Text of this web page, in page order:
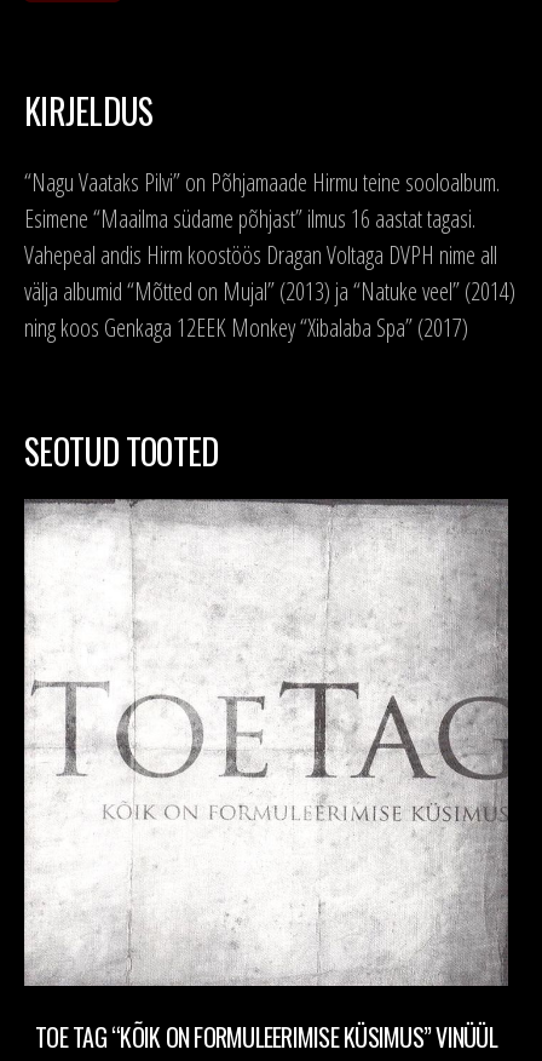
KIRJELDUS
“Nagu Vaataks Pilvi” on Põhjamaade Hirmu teine sooloalbum.
Esimene “Maailma südame põhjast” ilmus 16 aastat tagasi.
Vahepeal andis Hirm koostöös Dragan Voltaga DVPH nime all
välja albumid “Mõtted on Mujal” (2013) ja “Natuke veel” (2014)
ning koos Genkaga 12EEK Monkey “Xibalaba Spa” (2017)
SEOTUD TOOTED
TOE TAG “KÕIK ON FORMULEERIMISE KÜSIMUS” VINÜÜL